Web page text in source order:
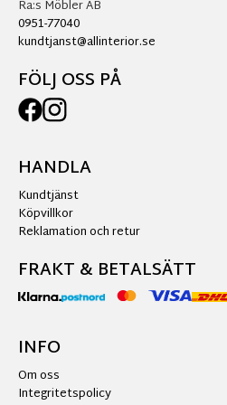
Ra:s Möbler AB
0951-77040
kundtjanst@allinterior.se
FÖLJ OSS PÅ
HANDLA
Kundtjänst
Köpvillkor
Reklamation och retur
FRAKT & BETALSÄTT
INFO
Om oss
Integritetspolicy